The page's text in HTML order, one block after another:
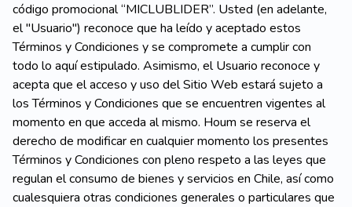
código promocional “MICLUBLIDER”. Usted (en adelante,
el "Usuario") reconoce que ha leído y aceptado estos
Términos y Condiciones y se compromete a cumplir con
todo lo aquí estipulado. Asimismo, el Usuario reconoce y
acepta que el acceso y uso del Sitio Web estará sujeto a
los Términos y Condiciones que se encuentren vigentes al
momento en que acceda al mismo. Houm se reserva el
derecho de modificar en cualquier momento los presentes
Términos y Condiciones con pleno respeto a las leyes que
regulan el consumo de bienes y servicios en Chile, así como
cualesquiera otras condiciones generales o particulares que